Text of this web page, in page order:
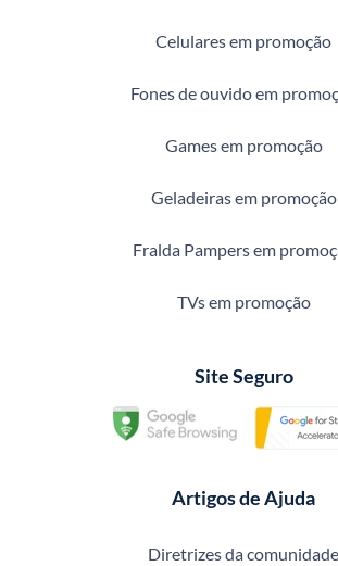
Celulares em promoção
Fones de ouvido em
Games em promoção
Geladeiras em promoção
Fralda Pampers em
TVs em promoção
Site Seguro
Artigos de Ajuda
Diretrizes da comunidade